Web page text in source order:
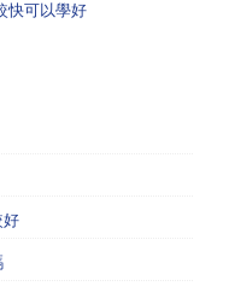
快可以學好
好